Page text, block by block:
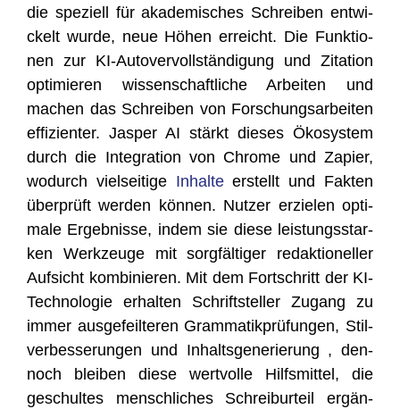
die spe­zi­ell für aka­de­mi­sches Schrei­ben ent­wi­
ckelt wur­de, neue Höhen erreicht. Die Funk­tio­
nen zur KI-Auto­ver­voll­stän­di­gung und Zita­ti­on
opti­mie­ren wis­sen­schaft­li­che Arbei­ten und
machen das Schrei­ben von For­schungs­ar­bei­ten
effi­zi­en­ter. Jas­per AI stärkt die­ses Öko­sys­tem
durch die Inte­gra­ti­on von Chro­me und Zapier,
wodurch viel­sei­ti­ge Inhal­teerstellt und Fak­ten
über­prüft wer­den kön­nen. Nut­zer erzie­len opti­
ma­le Ergeb­nis­se, indem sie die­se leis­tungs­star­
ken Werk­zeu­ge mit sorg­fäl­ti­ger redak­tio­nel­ler
Auf­sicht kom­bi­nie­ren. Mit dem Fort­schritt der KI-
Tech­no­lo­gie erhal­ten Schrift­stel­ler Zugang zu
immer aus­ge­feil­te­ren Gram­ma­tik­prü­fun­gen, Stil­
ver­bes­se­run­gen und Inhalts­ge­ne­rie­rung , den­
noch blei­ben die­se wert­vol­le Hilfs­mit­tel, die
geschul­tes mensch­li­ches Schrei­bur­teil ergän­